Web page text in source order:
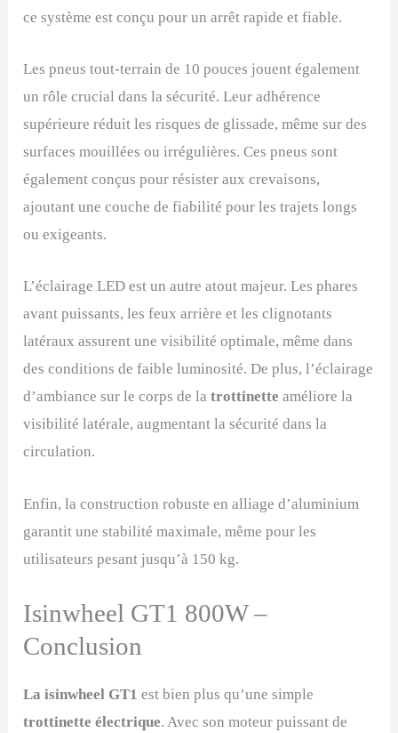
ce système est conçu pour un arrêt rapide et fiable.
Les pneus tout-terrain de 10 pouces jouent également
un rôle crucial dans la sécurité. Leur adhérence
supérieure réduit les risques de glissade, même sur des
surfaces mouillées ou irrégulières. Ces pneus sont
également conçus pour résister aux crevaisons,
ajoutant une couche de fiabilité pour les trajets longs
ou exigeants.
L’éclairage LED est un autre atout majeur. Les phares
avant puissants, les feux arrière et les clignotants
latéraux assurent une visibilité optimale, même dans
des conditions de faible luminosité. De plus, l’éclairage
d’ambiance sur le corps de latrottinetteaméliore la
visibilité latérale, augmentant la sécurité dans la
circulation.
Enfin, la construction robuste en alliage d’aluminium
garantit une stabilité maximale, même pour les
utilisateurs pesant jusqu’à 150 kg.
Isinwheel GT1 800W –
Conclusion
La isinwheel GT1 est bien plus qu’une simple
trottinette électrique. Avec son moteur puissant de